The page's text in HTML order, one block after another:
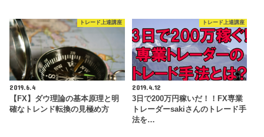
トレード上達講座
2019.6.4
【FX】ダウ理論の基本原理と明
確なトレンド転換の見極め方
トレード上達講座
2019.4.12
3日で200万円稼いだ！！FX専業
トレーダーsakiさんのトレード手
法を…